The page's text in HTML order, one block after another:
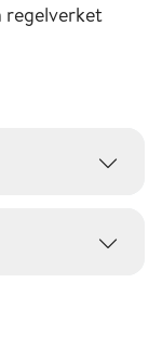
regelverket